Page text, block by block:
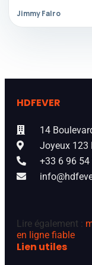
Jimmy Falro
HDFEVER
14
Joyeux 123
+33 6 96 54
Lire également :
en ligne fiable
Lien utiles